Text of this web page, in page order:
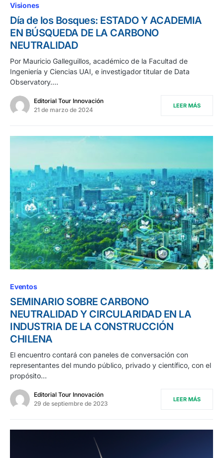
Visiones
Día de los Bosques: ESTADO Y ACADEMIA
EN BÚSQUEDA DE LA CARBONO
NEUTRALIDAD
Por Mauricio Galleguillos, académico de la Facultad de
Ingeniería y Ciencias UAI, e investigador titular de Data
Observatory.…
Editorial Tour Innovación
21 de marzo de 2024
LEER MÁS
Eventos
SEMINARIO SOBRE CARBONO
NEUTRALIDAD Y CIRCULARIDAD EN LA
INDUSTRIA DE LA CONSTRUCCIÓN
CHILENA
El encuentro contará con paneles de conversación con
representantes del mundo público, privado y científico, con el
propósito…
Editorial Tour Innovación
29 de septiembre de 2023
LEER MÁS